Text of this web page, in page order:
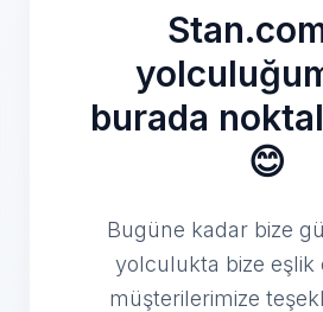
burada
😊
Bugüne kadar bize
yolculukta bize eşlik
müşterilerimize